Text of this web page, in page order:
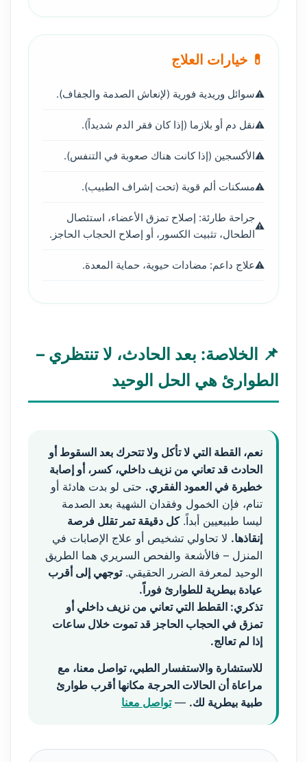
💊 خيارات العلاج
سوائل وريدية فورية (لإنعاش الصدمة والجفاف).
نقل دم أو بلازما (إذا كان فقر الدم شديداً).
الأكسجين (إذا كانت هناك صعوبة في التنفس).
مسكنات ألم قوية (تحت إشراف الطبيب).
جراحة طارئة: إصلاح تمزق الأعضاء، استئصال
الطحال، تثبيت الكسور، أو إصلاح الحجاب الحاجز.
علاج داعم: مضادات حيوية، حماية المعدة.
📌 الخلاصة: بعد الحادث، لا تنتظري –
الطوارئ هي الحل الوحيد
نعم، القطة التي لا تأكل ولا تتحرك بعد السقوط أو
الحادث قد تعاني من نزيف داخلي، كسر، أو إصابة
خطيرة في العمود الفقري. حتى لو بدت هادئة أو
تنام، فإن الخمول وفقدان الشهية بعد الصدمة
ليسا طبيعيين أبداً.كل دقيقة تمر تقلل فرصة
إنقاذها. لا تحاولي تشخيص أو علاج الإصابات في
المنزل – فالأشعة والفحص السريري هما الطريق
الوحيد لمعرفة الضرر الحقيقي.توجهي إلى أقرب
عيادة بيطرية للطوارئ فوراً.
تذكري: القطط التي تعاني من نزيف داخلي أو
تمزق في الحجاب الحاجز قد تموت خلال ساعات
إذا لم تعالج.
للاستشارة والاستفسار الطبي، تواصل معنا، مع
مراعاة أن الحالات الحرجة مكانها أقرب طوارئ
طبية بيطرية لك. —تواصل معنا